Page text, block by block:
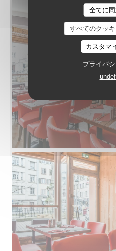
全てに
すべてのクッ
カスタマ
プライバ